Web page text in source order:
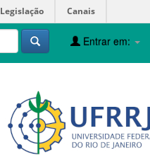
Legislação Canais
Entrar em: